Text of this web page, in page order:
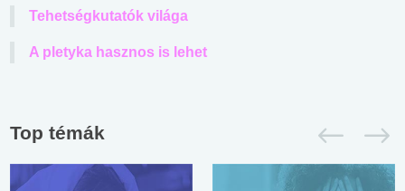
Tehetségkutatók világa
A pletyka hasznos is lehet
Top témák